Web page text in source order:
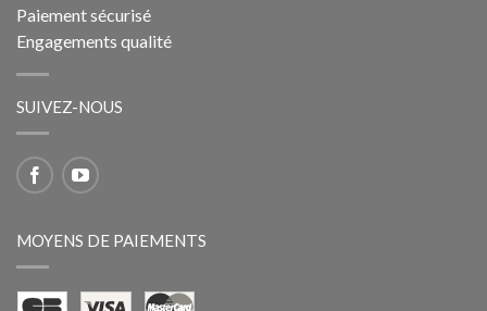
Paiement sécurisé
Engagements qualité
SUIVEZ-NOUS
MOYENS DE PAIEMENTS